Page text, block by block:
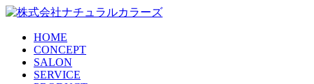
HOME
CONCEPT
SALON
SERVICE